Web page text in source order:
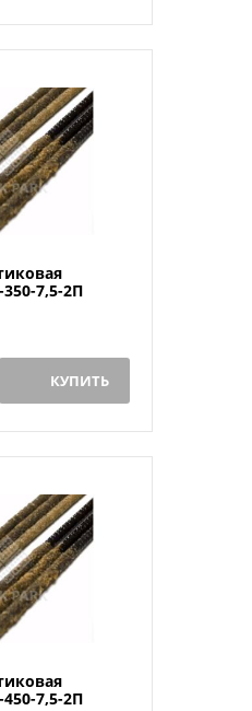
7,5-2П
КУПИТЬ
7,5-2П